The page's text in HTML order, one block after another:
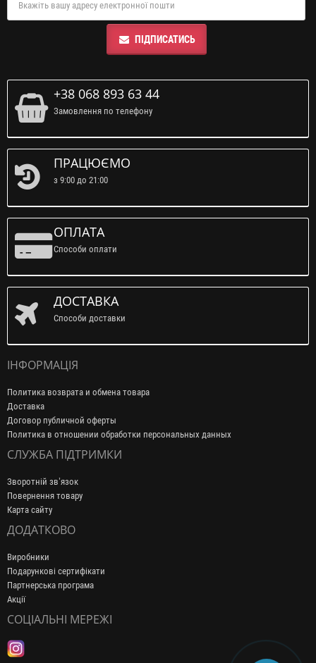
ПІДПИСАТИСЬ
+38 068 893 63 44
Замовлення по телефону
ПРАЦЮЄМО
з 9:00 до 21:00
ОПЛАТА
Способи оплати
ДОСТАВКА
Способи доставки
ІНФОРМАЦІЯ
Политика возврата и обмена товара
Доставка
Договор публичной оферты
Политика в отношении обработки персональных данных
СЛУЖБА ПІДТРИМКИ
Зворотній зв’язок
Повернення товару
Карта сайту
ДОДАТКОВО
Виробники
Подарункові сертифікати
Партнерська програма
Акції
СОЦІАЛЬНІ МЕРЕЖІ